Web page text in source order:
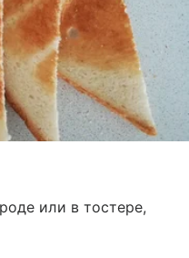
или в тостере,